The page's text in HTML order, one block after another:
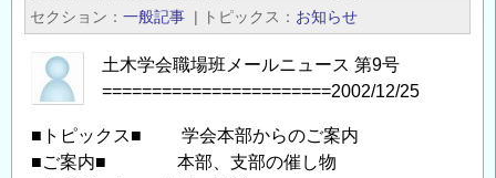
セクション
一般記事 | トピックス お知らせ
土木学会職場班メールニュース 第9号
=======================2002/12/25
■トピックス■ 学会本部からのご案内
■ご案内■ 本部、支部の催し物